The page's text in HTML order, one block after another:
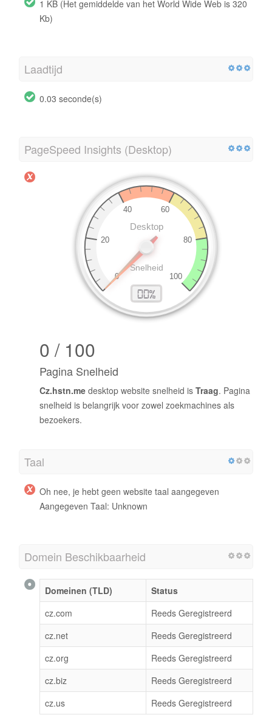
1 KB (Het gemiddelde van het World Wide Web is 320
Kb)
Laadtijd
0.03 seconde(s)
PageSpeed Insights (Desktop)
0 / 100
Pagina Snelheid
Cz.hstn.me desktop website snelheid is Traag. Pagina
snelheid is belangrijk voor zowel zoekmachines als
bezoekers.
Taal
Oh nee, je hebt geen website taal aangegeven
Aangegeven Taal: Unknown
Domein Beschikbaarheid
Domeinen (TLD)
Status
cz.com
Reeds Geregistreerd
cz.net
Reeds Geregistreerd
cz.org
Reeds Geregistreerd
cz.biz
Reeds Geregistreerd
cz.us
Reeds Geregistreerd